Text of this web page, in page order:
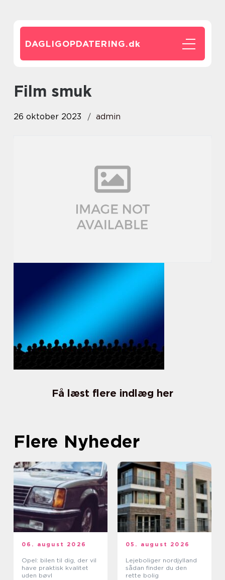
DAGLIGOPDATERING.dk
film smuk
26 oktober 2023 admin
Få læst flere indlæg her
Flere Nyheder
06. august 2026
Opel: bilen til dig, der vil
have praktisk kvalitet
uden bøvl
05. august 2026
Lejeboliger nordjylland
sådan finder du den
rette bolig